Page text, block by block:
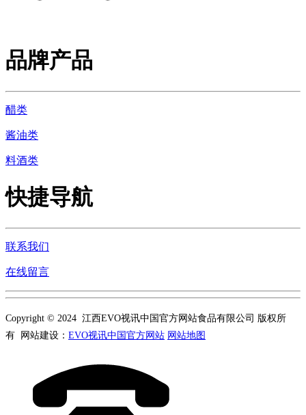
品牌产品
醋类
酱油类
料酒类
快捷导航
联系我们
在线留言
Copyright © 2024 江西EVO视讯中国官方网站食品有限公司 版权所
有 网站建设： EVO视讯中国官方网站 网站地图